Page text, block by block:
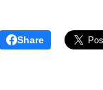
Share